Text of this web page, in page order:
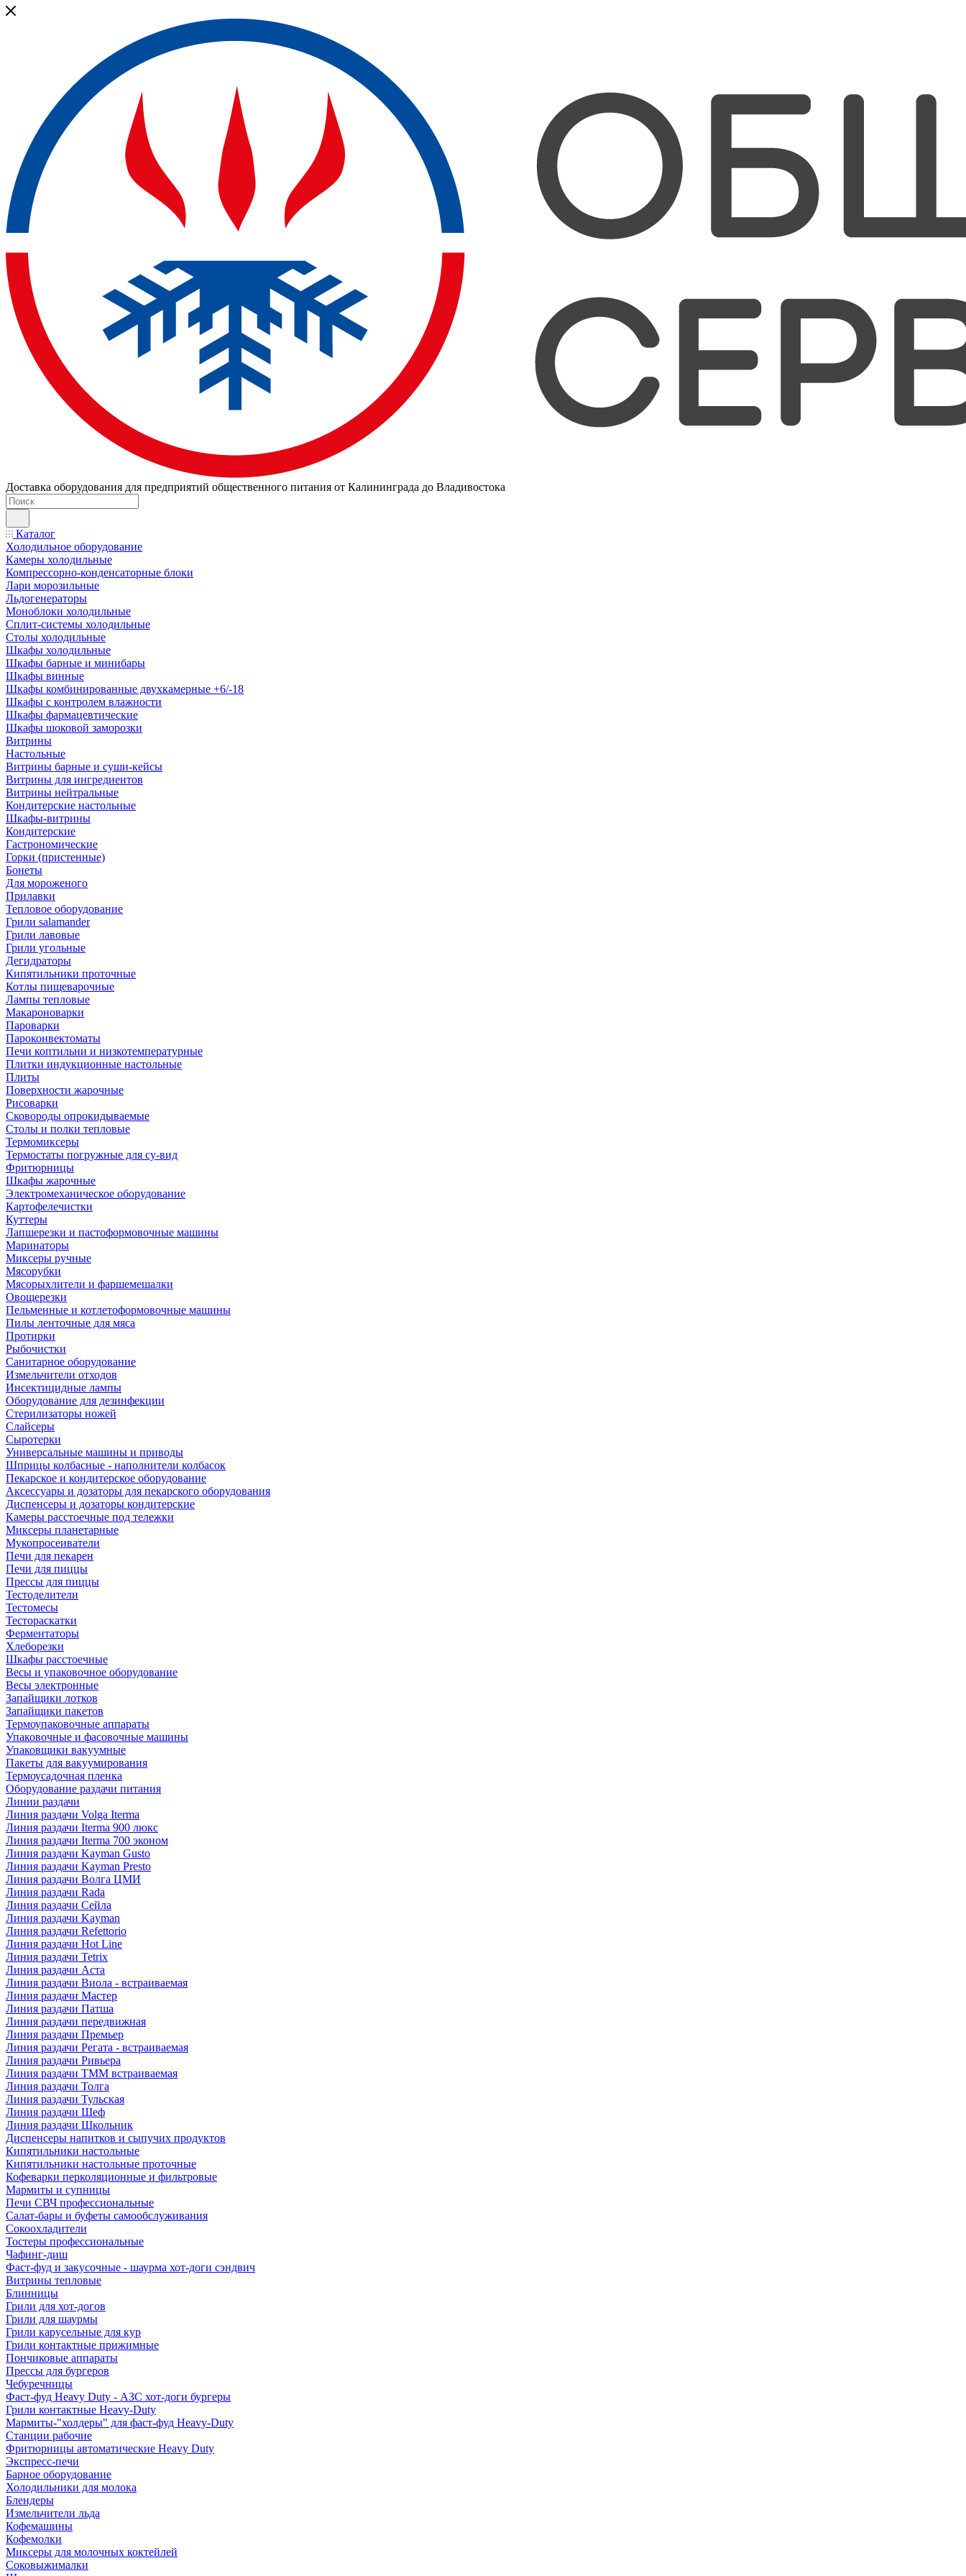
Доставка оборудования для предприятий общественного питания от Калининграда до Владивостока
Каталог
Холодильное оборудование
Камеры холодильные
Компрессорно-конденсаторные блоки
Лари морозильные
Льдогенераторы
Моноблоки холодильные
Сплит-системы холодильные
Столы холодильные
Шкафы холодильные
Шкафы барные и минибары
Шкафы винные
Шкафы комбинированные двухкамерные +6/-18
Шкафы с контролем влажности
Шкафы фармацевтические
Шкафы шоковой заморозки
Витрины
Настольные
Витрины барные и суши-кейсы
Витрины для ингредиентов
Витрины нейтральные
Кондитерские настольные
Шкафы-витрины
Кондитерские
Гастрономические
Горки (пристенные)
Бонеты
Для мороженого
Прилавки
Тепловое оборудование
Грили salamander
Грили лавовые
Грили угольные
Дегидраторы
Кипятильники проточные
Котлы пищеварочные
Лампы тепловые
Макароноварки
Пароварки
Пароконвектоматы
Печи коптильни и низкотемпературные
Плитки индукционные настольные
Плиты
Поверхности жарочные
Рисоварки
Сковороды опрокидываемые
Столы и полки тепловые
Термомиксеры
Термостаты погружные для су-вид
Фритюрницы
Шкафы жарочные
Электромеханическое оборудование
Картофелечистки
Куттеры
Лапшерезки и пастоформовочные машины
Маринаторы
Миксеры ручные
Мясорубки
Мясорыхлители и фаршемешалки
Овощерезки
Пельменные и котлетоформовочные машины
Пилы ленточные для мяса
Протирки
Рыбочистки
Санитарное оборудование
Измельчители отходов
Инсектицидные лампы
Оборудование для дезинфекции
Стерилизаторы ножей
Слайсеры
Сыротерки
Универсальные машины и приводы
Шприцы колбасные - наполнители колбасок
Пекарское и кондитерское оборудование
Аксессуары и дозаторы для пекарского оборудования
Диспенсеры и дозаторы кондитерские
Камеры расстоечные под тележки
Миксеры планетарные
Мукопросеиватели
Печи для пекарен
Печи для пиццы
Прессы для пиццы
Тестоделители
Тестомесы
Тестораскатки
Ферментаторы
Хлеборезки
Шкафы расстоечные
Весы и упаковочное оборудование
Весы электронные
Запайщики лотков
Запайщики пакетов
Термоупаковочные аппараты
Упаковочные и фасовочные машины
Упаковщики вакуумные
Пакеты для вакуумирования
Термоусадочная пленка
Оборудование раздачи питания
Линии раздачи
Линия раздачи Volga Iterma
Линия раздачи Iterma 900 люкс
Линия раздачи Iterma 700 эконом
Линия раздачи Kayman Gusto
Линия раздачи Kayman Presto
Линия раздачи Волга ЦМИ
Линия раздачи Rada
Линия раздачи Сейла
Линия раздачи Kayman
Линия раздачи Refettorio
Линия раздачи Hot Line
Линия раздачи Tetrix
Линия раздачи Аста
Линия раздачи Виола - встраиваемая
Линия раздачи Мастер
Линия раздачи Патша
Линия раздачи передвижная
Линия раздачи Премьер
Линия раздачи Регата - встраиваемая
Линия раздачи Ривьера
Линия раздачи ТММ встраиваемая
Линия раздачи Толга
Линия раздачи Тульская
Линия раздачи Шеф
Линия раздачи Школьник
Диспенсеры напитков и сыпучих продуктов
Кипятильники настольные
Кипятильники настольные проточные
Кофеварки перколяционные и фильтровые
Мармиты и супницы
Печи СВЧ профессиональные
Салат-бары и буфеты самообслуживания
Сокоохладители
Тостеры профессиональные
Чафинг-диш
Фаст-фуд и закусочные - шаурма хот-доги сэндвич
Витрины тепловые
Блинницы
Грили для хот-догов
Грили для шаурмы
Грили карусельные для кур
Грили контактные прижимные
Пончиковые аппараты
Прессы для бургеров
Чебуречницы
Фаст-фуд Heavy Duty - АЗС хот-доги бургеры
Грили контактные Heavy-Duty
Мармиты-"холдеры" для фаст-фуд Heavy-Duty
Станции рабочие
Фритюрницы автоматические Heavy Duty
Экспресс-печи
Барное оборудование
Холодильники для молока
Блендеры
Измельчители льда
Кофемашины
Кофемолки
Миксеры для молочных коктейлей
Соковыжималки